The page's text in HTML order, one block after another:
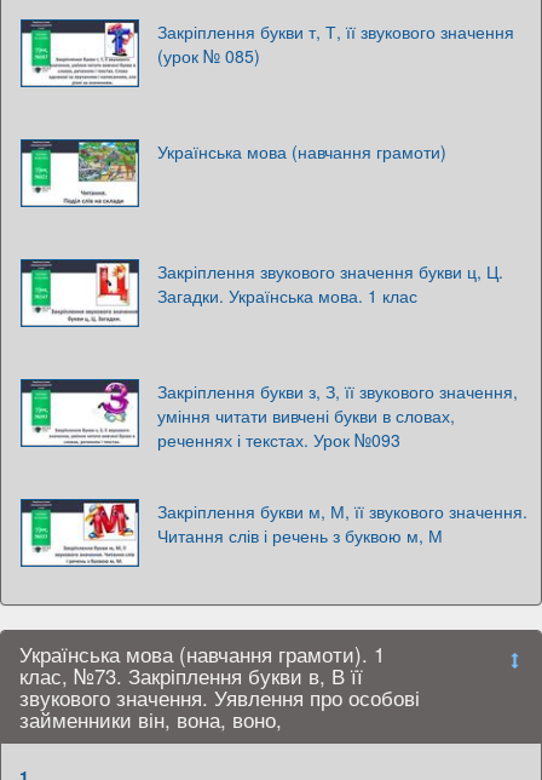
Закріплення букви т, Т, її звукового значення
(урок № 085)
Українська мова (навчання грамоти)
Закріплення звукового значення букви ц, Ц.
Загадки. Українська мова. 1 клас
Закріплення букви з, З, її звукового значення,
уміння читати вивчені букви в словах,
реченнях і текстах. Урок №093
Закріплення букви м, М, її звукового значення.
Читання слів і речень з буквою м, М
Українська мова (навчання грамоти). 1
клас, №73. Закріплення букви в, В її
звукового значення. Уявлення про особові
займенники він, вона, воно,